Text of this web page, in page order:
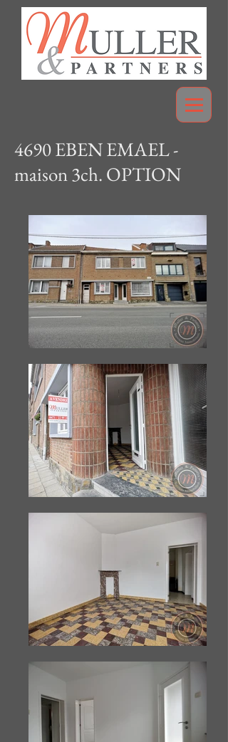
4690 EBEN EMAEL -
maison 3ch. OPTION